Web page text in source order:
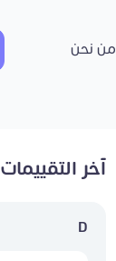
من نحن
آخر التقييمات
D